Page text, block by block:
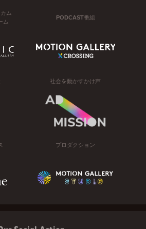
ム
ム
PODCAST番組
社会を動かすかけ声
プロダクション